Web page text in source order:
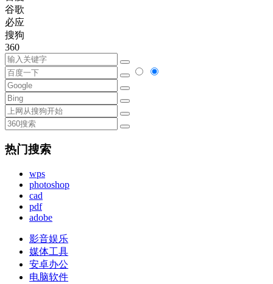
谷歌
必应
搜狗
360
热门搜索
wps
photoshop
cad
pdf
adobe
影音娱乐
媒体工具
安卓办公
电脑软件